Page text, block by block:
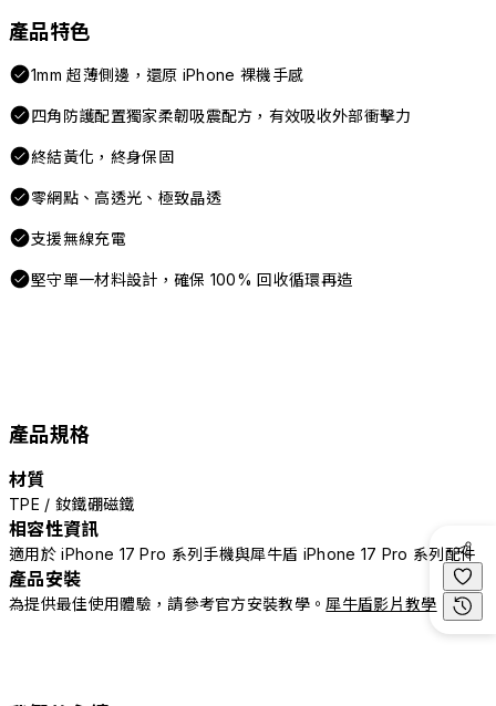
產品特色
1mm 超薄側邊，還原 iPhone 裸機手感
四角防護配置獨家柔韌吸震配方，有效吸收外部衝擊力
終結黃化，終身保固
零網點、高透光、極致晶透
支援無線充電
堅守單一材料設計，確保 100% 回收循環再造
產品規格
材質
TPE / 釹鐵硼磁鐵
相容性資訊
適用於 iPhone 17 Pro 系列手機與犀牛盾 iPhone 17 Pro 系列配件
產品安裝
為提供最佳使用體驗，請參考官方安裝教學。 犀牛盾影片教學